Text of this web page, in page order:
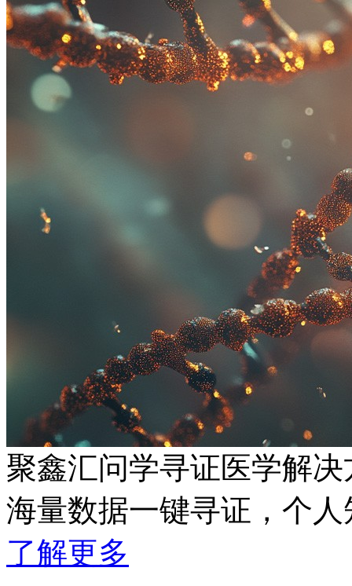
聚鑫汇问学寻证医学解决
海量数据一键寻证，个
了解更多